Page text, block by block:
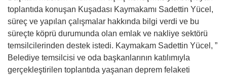
toplantıda konuşan Kuşadası Kaymakamı Sadettin Yücel,
süreç ve yapılan çalışmalar hakkında bilgi verdi ve bu
süreçte köprü durumunda olan emlak ve nakliye sektörü
temsilcilerinden destek istedi. Kaymakam Sadettin Yücel, ”
Belediye temsilcisi ve oda başkanlarının katılımıyla
gerçekleştirilen toplantıda yaşanan deprem felaketi